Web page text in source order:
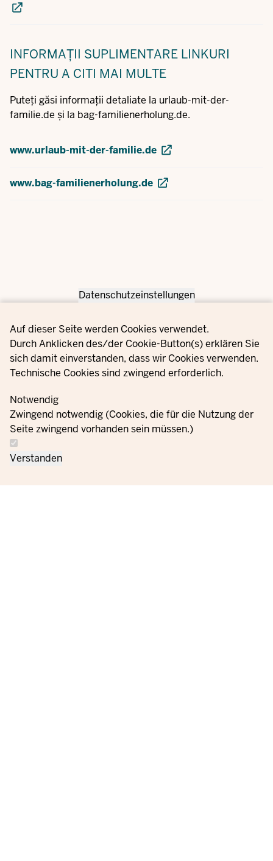
Privacy settings
Datenschutzeinstellungen
Auf dieser Seite werden Cookies verwendet.
Durch Anklicken des/der Cookie-Button(s) erklären Sie
sich damit einverstanden, dass wir Cookies verwenden.
Technische Cookies sind zwingend erforderlich.
Notwendig
Zwingend notwendig (Cookies, die für die Nutzung der
Seite zwingend vorhanden sein müssen.)
Verstanden
INFORMAȚII SUPLIMENTARE LINKURI
PENTRU A CITI MAI MULTE
Puteți găsi informații detaliate la urlaub-mit-der-
familie.de și la bag-familienerholung.de.
www.urlaub-mit-der-familie.de
www.bag-familienerholung.de